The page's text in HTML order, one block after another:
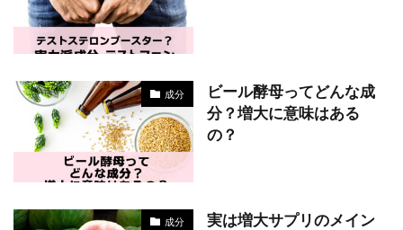
成分
ビール酵母ってどんな成
分？増大に意味はある
の？
成分
実は増大サプリのメイン